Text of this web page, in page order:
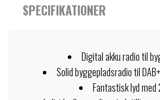
SPECIFIKATIONER
Digital akku radio til
Solid byggepladsradio til
Fantastisk lyd med